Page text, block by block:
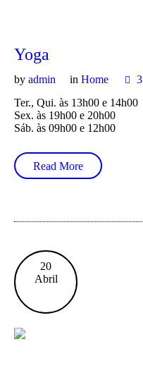
Yoga
by admin in Home
3
Ter., Qui. às 13h00 e 14h00
Sex. às 19h00 e 20h00
Sáb. às 09h00 e 12h00
Read More
20
Abril